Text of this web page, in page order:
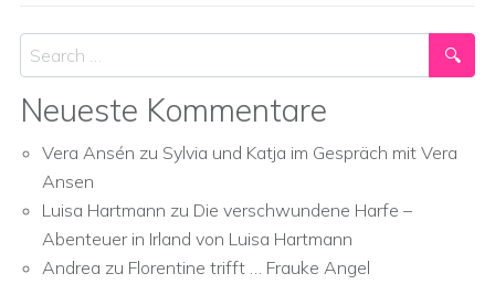
Search
Neueste Kommentare
Vera Ansén zu Sylvia und Katja im Gespräch mit Vera
Ansen
Luisa Hartmann zu Die verschwundene Harfe –
Abenteuer in Irland von Luisa Hartmann
Andrea zu Florentine trifft … Frauke Angel